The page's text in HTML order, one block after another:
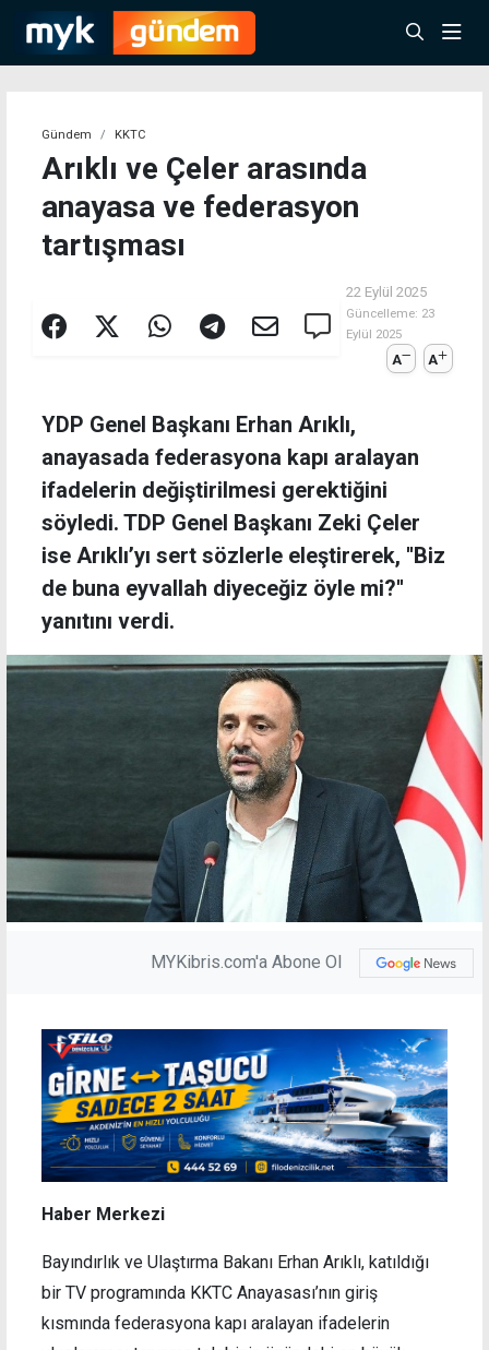
Gündem KKTC
Arıklı ve Çeler arasında
anayasa ve federasyon
tartışması
22 Eylül 2025
Güncelleme: 23
Eylül 2025
A A
YDP Genel Başkanı Erhan Arıklı,
anayasada federasyona kapı aralayan
ifadelerin değiştirilmesi gerektiğini
söyledi. TDP Genel Başkanı Zeki Çeler
ise Arıklı’yı sert sözlerle eleştirerek, ''Biz
de buna eyvallah diyeceğiz öyle mi?''
yanıtını verdi.
MYKibris.com'a Abone Ol
Haber Merkezi
Bayındırlık ve Ulaştırma Bakanı Erhan Arıklı, katıldığı
bir TV programında KKTC Anayasası’nın giriş
kısmında federasyona kapı aralayan ifadelerin